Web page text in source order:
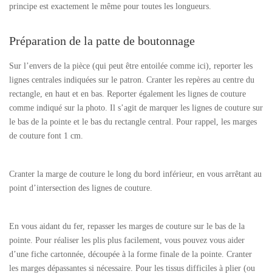
principe est exactement le même pour toutes les longueurs.
Préparation de la patte de boutonnage
Sur l’envers de la pièce (qui peut être entoilée comme ici), reporter les
lignes centrales indiquées sur le patron. Cranter les repères au centre du
rectangle, en haut et en bas. Reporter également les lignes de couture
comme indiqué sur la photo. Il s’agit de marquer les lignes de couture sur
le bas de la pointe et le bas du rectangle central. Pour rappel, les marges
de couture font 1 cm.
Cranter la marge de couture le long du bord inférieur, en vous arrêtant au
point d’intersection des lignes de couture.
En vous aidant du fer, repasser les marges de couture sur le bas de la
pointe. Pour réaliser les plis plus facilement, vous pouvez vous aider
d’une fiche cartonnée, découpée à la forme finale de la pointe. Cranter
les marges dépassantes si nécessaire. Pour les tissus difficiles à plier (ou